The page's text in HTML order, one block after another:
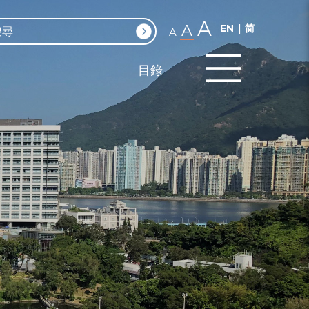
A A A EN 简
目錄